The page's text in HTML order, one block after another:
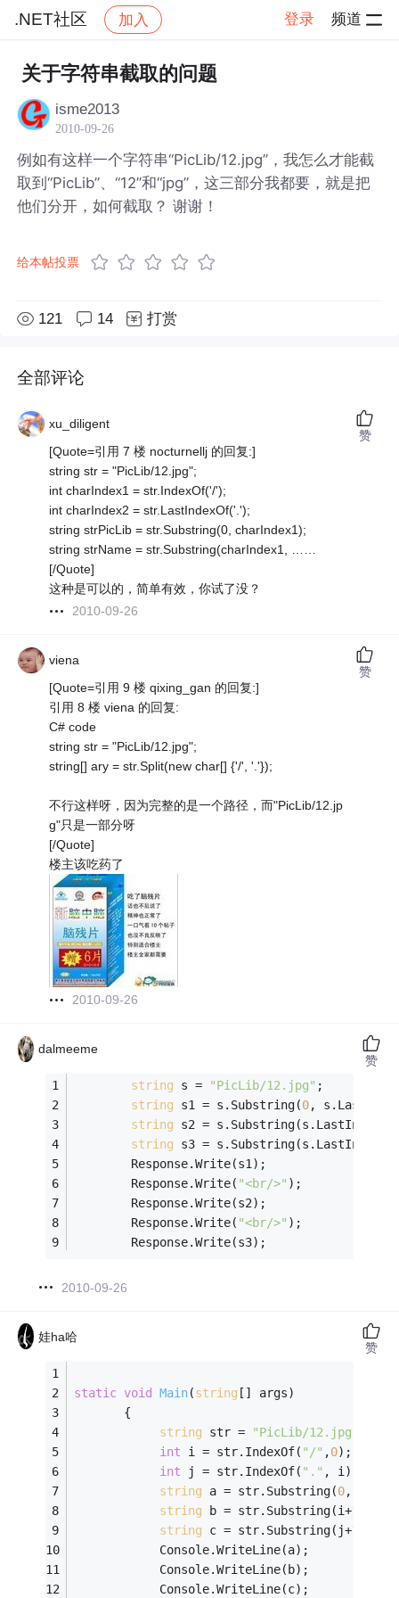
.NET社区 加入 登录 频道
社区 .NET社区 帖子详情
关于字符串截取的问题
isme2013
2010-09-26
例如有这样一个字符串“PicLib/12.jpg”，我怎么才能截
取到“PicLib”、“12”和“jpg”，这三部分我都要，就是把
他们分开，如何截取？ 谢谢！
给本帖投票
121 14 打赏
全部评论
xu_diligent
[Quote=引用 7 楼 nocturnellj 的回复:]
string str = "PicLib/12.jpg";
int charIndex1 = str.IndexOf('/');
int charIndex2 = str.LastIndexOf('.');
string strPicLib = str.Substring(0, charIndex1);
string strName = str.Substring(charIndex1, ……
[/Quote]
这种是可以的，简单有效，你试了没？
2010-09-26
赞
viena
[Quote=引用 9 楼 qixing_gan 的回复:]
引用 8 楼 viena 的回复:
C# code
string str = "PicLib/12.jpg";
string[] ary = str.Split(new char[] {'/', '.'});
不行这样呀，因为完整的是一个路径，而"PicLib/12.jp
g"只是一部分呀
[/Quote]
楼主该吃药了
2010-09-26
赞
dalmeeme
string s = "PicLib/12.jpg" ;
string s1 = s.Substring(0,
string s2 =
string s3 =
		Response.Write(s1);
		Response.Write(
"<br/>" );
		Response.Write(s2);
		Response.Write(
"<br/>" );
		Response.Write(s3);
2010-09-26
赞
娃ha哈
static void Main(string [] args)
       {
string str = "PicLib/12.jpg"
int i = str.IndexOf( "/" ,0);
int j = str.IndexOf( "." , i);
string a = str.Substring(0, i);
string b = str.Substring(i+1
string c = str.Substring(j+1
            Console.WriteLine(a);
            Console.WriteLine(b);
            Console.WriteLine(c);
赞